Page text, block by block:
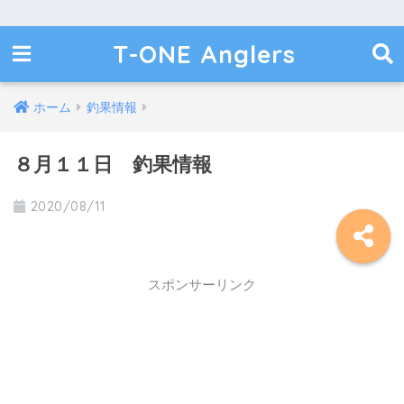
T-ONE Anglers
ホーム 釣果情報
８月１１日 釣果情報
2020/08/11
スポンサーリンク